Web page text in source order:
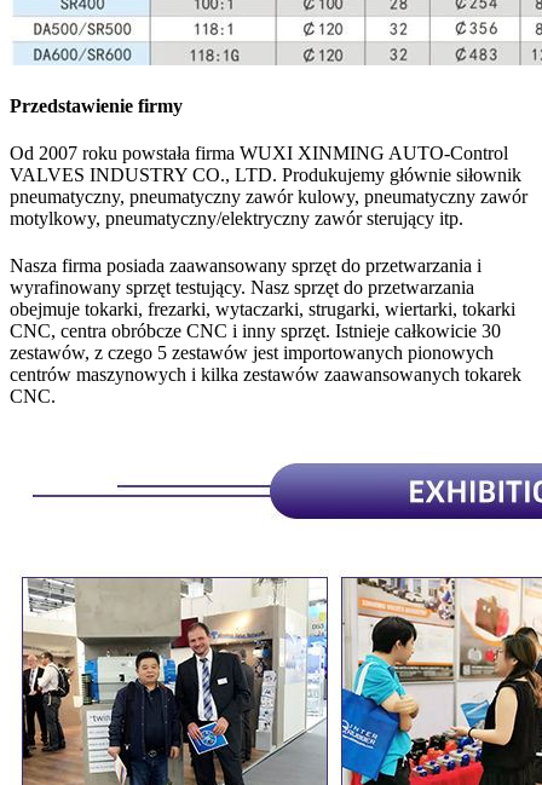
Przedstawienie firmy
Od 2007 roku powstała firma WUXI XINMING AUTO-Control
VALVES INDUSTRY CO., LTD. Produkujemy głównie siłownik
pneumatyczny, pneumatyczny zawór kulowy, pneumatyczny zawór
motylkowy, pneumatyczny/elektryczny zawór sterujący itp.
Nasza firma posiada zaawansowany sprzęt do przetwarzania i
wyrafinowany sprzęt testujący. Nasz sprzęt do przetwarzania
obejmuje tokarki, frezarki, wytaczarki, strugarki, wiertarki, tokarki
CNC, centra obróbcze CNC i inny sprzęt. Istnieje całkowicie 30
zestawów, z czego 5 zestawów jest importowanych pionowych
centrów maszynowych i kilka zestawów zaawansowanych tokarek
CNC.